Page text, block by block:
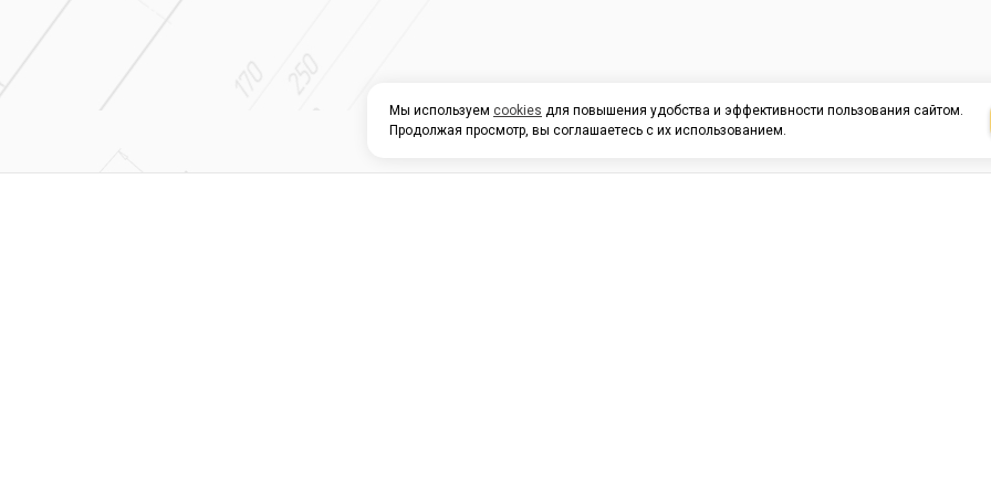
Мы используем cookies для повышения удобства и эффективности пользования сайтом.
Продолжая просмотр, вы соглашаетесь с их использованием.